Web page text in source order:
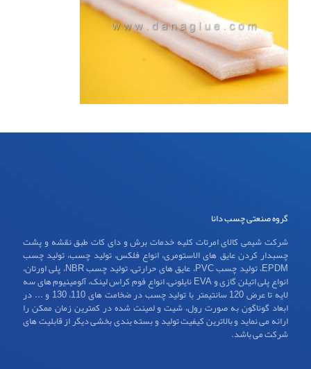
گروه صنعتی چسب دانا
شرکت شیمی کالای امرتات کلیه خدمات برش و دای کات طبق نقشه و پشت
چسبدار کردن عایق های الاستومری، انواع فلکس، تولید چسب، تولید چسب
EPDM، تولید چسب PVC، عایق های حرارتی، تولید چسب NBR، پلی اورتان،
انواع پلی اتیلن گازی و EVA نایلونی، انواع فوم کراس لینک، آلومینیوم های سه
لایه تا عرض 120 سانتیمتر با تولید چسب در ضخامت های 110، 130 و ... در
ابعاد گوناگون به صورت رول، شیت و لمینت شده در کمترین زمان ممکن را
ارائه می نماید و بالاترین کیفیت تولید و بسته بندی بخشی دیگر از قابلیت های
شرکت می باشد.